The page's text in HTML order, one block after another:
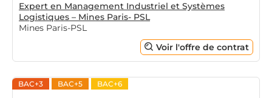
Expert en Management Industriel et Systèmes
Logistiques – Mines Paris- PSL
Mines Paris-PSL
Voir l'offre de contrat
BAC+3 BAC+5 BAC+6